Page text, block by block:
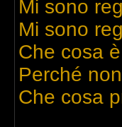
Mi sono
Mi sono
Che cosa
Perché
Che cosa